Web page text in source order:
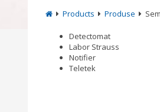
Products Produse
Detectomat
Labor Strauss
Notifier
Teletek